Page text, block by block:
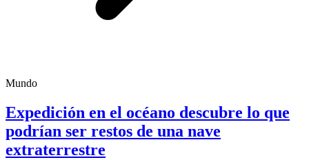
Mundo
Expedición en el océano descubre lo que
podrían ser restos de una nave
extraterrestre